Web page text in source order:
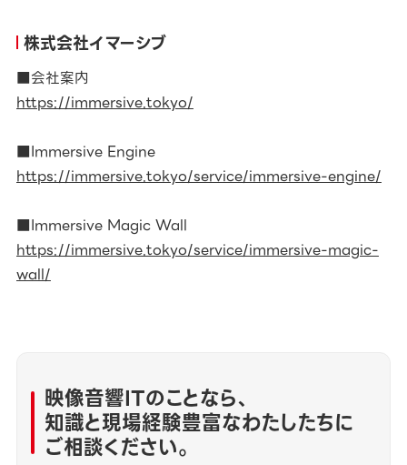
株式会社イマーシブ
■会社案内
https://immersive.tokyo/
■Immersive Engine
https://immersive.tokyo/service/immersive-engine/
■Immersive Magic Wall
https://immersive.tokyo/service/immersive-magic-
wall/
映像音響ITのことなら、
知識と現場経験豊富なわたしたちに
ご相談ください。